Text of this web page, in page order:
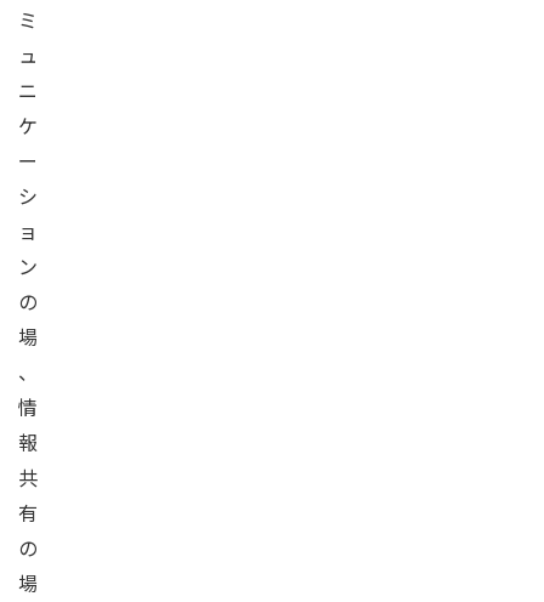
ミ
ュ
ニ
ケ
ー
シ
ョ
ン
の
場
、
情
報
共
有
の
場